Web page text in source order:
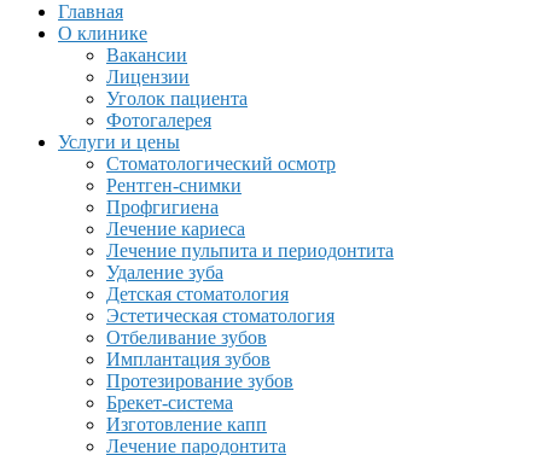
Главная
О клинике
Вакансии
Лицензии
Уголок пациента
Фотогалерея
Услуги и цены
Стоматологический осмотр
Рентген-снимки
Профгигиена
Лечение кариеса
Лечение пульпита и периодонтита
Удаление зуба
Детская стоматология
Эстетическая стоматология
Отбеливание зубов
Имплантация зубов
Протезирование зубов
Брекет-система
Изготовление капп
Лечение пародонтита